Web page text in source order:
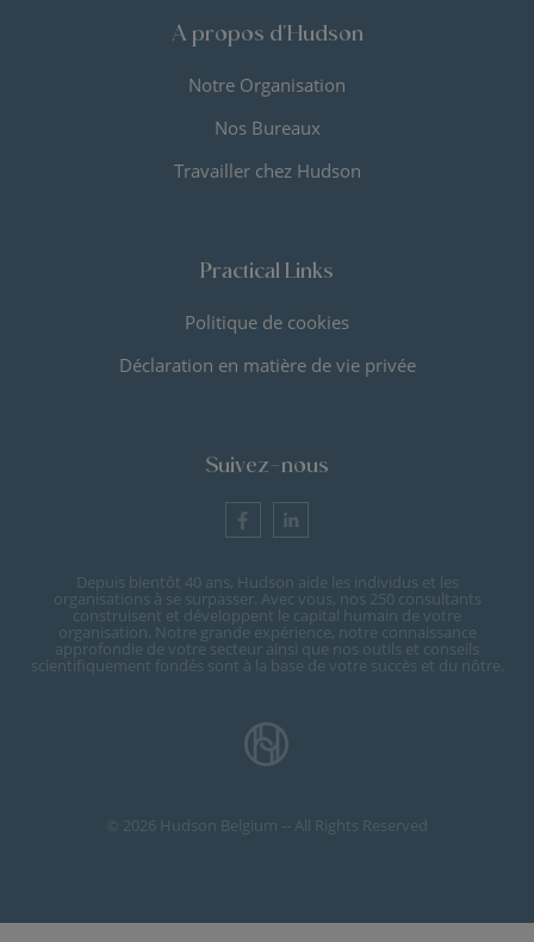
A propos d'Hudson
Notre Organisation
Nos Bureaux
Travailler chez Hudson
Practical Links
Politique de cookies
Déclaration en matière de vie privée
Suivez-nous
Depuis bientôt 40 ans, Hudson aide les individus et les
organisations à se surpasser. Avec vous, nos 250 consultants
construisent et développent le capital humain de votre
organisation. Notre grande expérience, notre connaissance
approfondie de votre secteur ainsi que nos outils et conseils
scientifiquement fondés sont à la base de votre succès et du nôtre.
© 2026 Hudson Belgium -- All Rights Reserved